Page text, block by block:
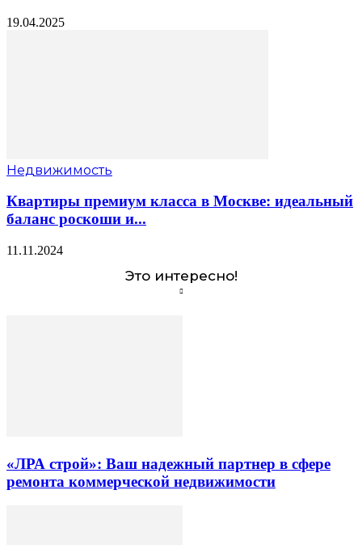
19.04.2025
Недвижимость
Квартиры премиум класса в Москве: идеальный
баланс роскоши и...
11.11.2024
Это интересно!
«ЛРА строй»: Ваш надежный партнер в сфере
ремонта коммерческой недвижимости